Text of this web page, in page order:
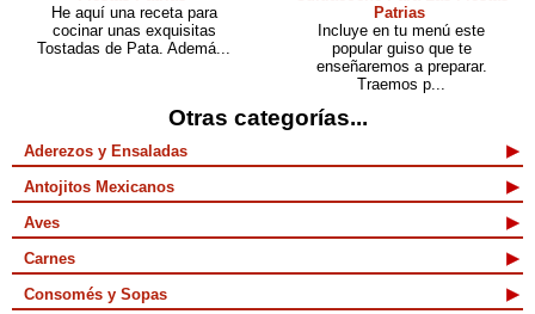
He aquí una receta para
cocinar unas exquisitas
Tostadas de Pata. Ademá...
Patrias
Incluye en tu menú este
popular guiso que te
enseñaremos a preparar.
Traemos p...
Otras categorías...
Aderezos y Ensaladas
Antojitos Mexicanos
Aves
Carnes
Consomés y Sopas